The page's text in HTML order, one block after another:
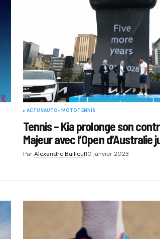
ACTUSAUTO-MOTOTENNIS
Tennis – Kia prolonge son
Majeur avec l’Open d’Australie
ParAlexandre Bailleul10 janvier 2023